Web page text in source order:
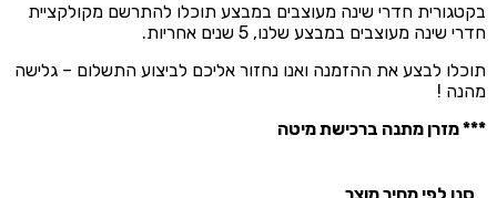
בקטגורית חדרי שינה מעוצבים במבצע תוכלו להתרשם מקולקציית
חדרי שינה מעוצבים במבצע שלנו, 5 שנים אחריות.
תוכלו לבצע את ההזמנה ואנו נחזור אליכם לביצוע התשלום – גלישה
מהנה !
*** מזרן מתנה ברכישת מיטה